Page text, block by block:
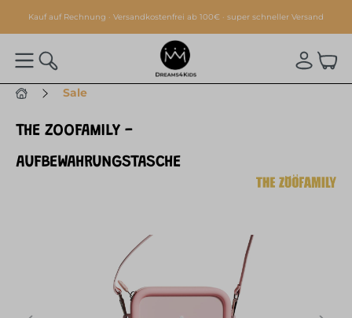
springen
Kauf auf Rechnung · Versandkostenfrei ab 100€ · super schneller Versand
Sale
THE ZOOFAMILY -
AUFBEWAHRUNGSTASCHE
Bildergalerie überspringen